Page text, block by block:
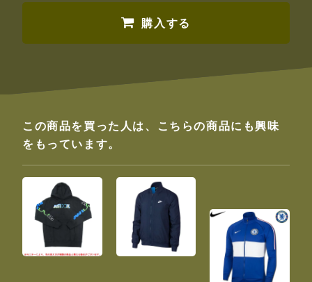
購入する
この商品を買った人は、こちらの商品にも興味
をもっています。